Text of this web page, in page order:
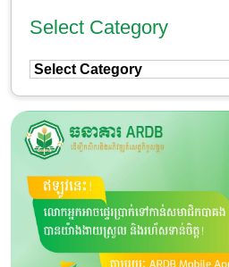
Select Category
Select
Category